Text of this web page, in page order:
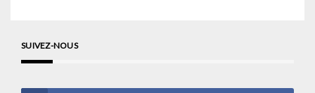
SUIVEZ-NOUS